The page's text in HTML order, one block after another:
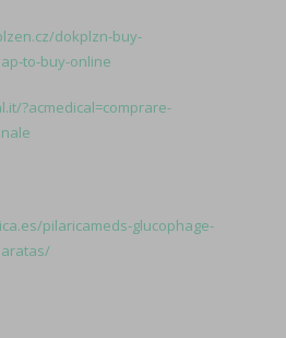
dokplzn-buy-
to-buy-online
?acmedical=comprare-
pilaricameds-glucophage-